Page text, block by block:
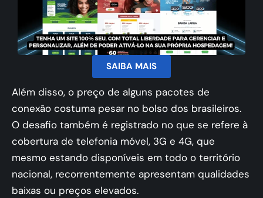
SAIBA MAIS
Além disso, o preço de alguns pacotes de
conexão costuma pesar no bolso dos brasileiros.
O desafio também é registrado no que se refere à
cobertura de telefonia móvel, 3G e 4G, que
mesmo estando disponíveis em todo o território
nacional, recorrentemente apresentam qualidades
baixas ou preços elevados.